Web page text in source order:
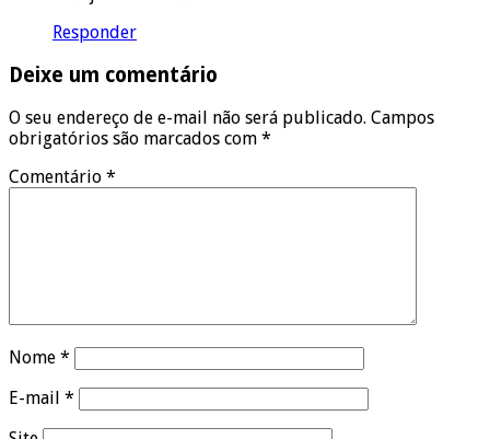
Responder
Deixe um comentário
O seu endereço de e-mail não será publicado. Campos
obrigatórios são marcados com *
Comentário *
Nome *
E-mail *